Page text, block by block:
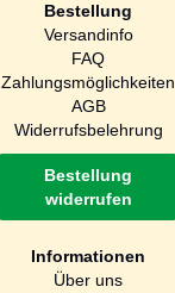
Bestellung
Versandinfo
FAQ
Zahlungsmöglichkeiten
AGB
Widerrufsbelehrung
Bestellung
widerrufen
Informationen
Über uns